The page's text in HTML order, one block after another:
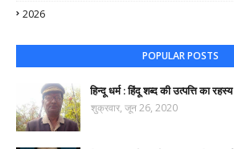
2026
POPULAR POSTS
हिन्दू धर्म : हिंदू शब्द की उत्पत्ति का रहस्य
शुक्रवार, जून 26, 2020